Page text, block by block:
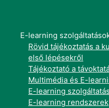
E-learning
Rövid tájékoztatás a
első lépésekről
Tájékoztató a
Multimédia és E-
E-learning
E-learning rendszerek